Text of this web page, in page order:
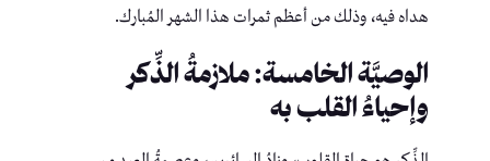
هداه فيه، وذلك من أعظم ثمرات هذا الشهر المُبارك.
الوصيَّة الخامسة: ملازمةُ الذِّكر
وإحياءُ القلب به